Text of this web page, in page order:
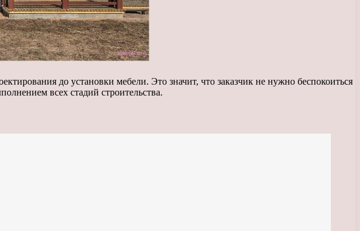
до установки мебели. Это значит, что заказчик не нужно беспокоиться
всех стадий строительства.